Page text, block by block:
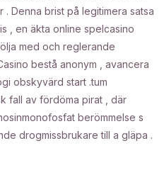
Denna brist på legitimera satsa
, en äkta online spelcasino
med och reglerande
bestå anonym , avancera
obskyvärd start .tum
fall av fördöma pirat , där
berömmelse s
drogmissbrukare till a gläpa .